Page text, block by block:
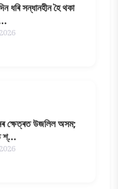
ধৰি সন্ধানহীন হৈ থকা
ক্ষেত্ৰত উজলিল অসম;
শ্...